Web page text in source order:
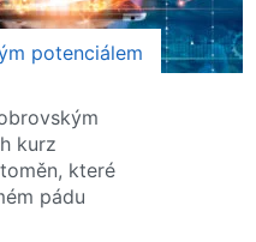
potenciálem
kurz
které
pádu